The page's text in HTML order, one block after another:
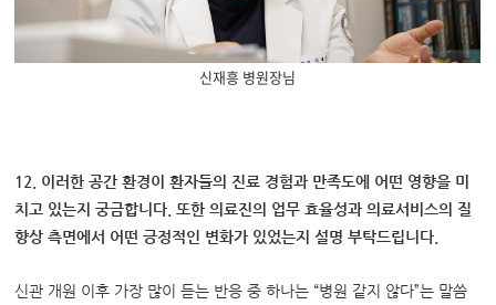
신재흥 병원장님
12. 이러한 공간 환경이 환자들의 진료 경험과 만족도에 어떤 영향을 미
치고 있는지 궁금합니다. 또한 의료진의 업무 효율성과 의료서비스의 질
향상 측면에서 어떤 긍정적인 변화가 있었는지 설명 부탁드립니다.
신관 개원 이후 가장 많이 듣는 반응 중 하나는 “병원 같지 않다”는 말씀